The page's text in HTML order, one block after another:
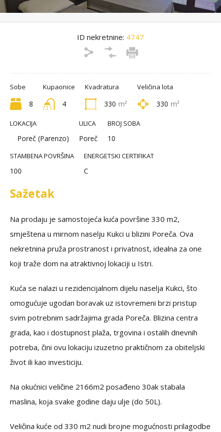
ID nekretnine: 4747
Sobe
8
Kupaonice
4
Kvadratura
330 m²
Veličina lota
330 m²
LOKACIJA
Poreč (Parenzo)
ULICA
Poreč
BROJ SOBA
10
STAMBENA POVRŠINA
100
ENERGETSKI CERTIFIKAT
C
Sažetak
Na prodaju je samostojeća kuća površine 330 m2,
smještena u mirnom naselju Kukci u blizini Poreča. Ova
nekretnina pruža prostranost i privatnost, idealna za one
koji traže dom na atraktivnoj lokaciji u Istri.
Kuća se nalazi u rezidencijalnom dijelu naselja Kukci, što
omogućuje ugodan boravak uz istovremeni brzi pristup
svim potrebnim sadržajima grada Poreča. Blizina centra
grada, kao i dostupnost plaža, trgovina i ostalih dnevnih
potreba, čini ovu lokaciju izuzetno praktičnom za obiteljski
život ili kao investiciju.
Na okućnici veličine 2166m2 posađeno 30ak stabala
maslina, koja svake godine daju ulje (do 50L).
Veličina kuće od 330 m2 nudi brojne mogućnosti prilagodbe